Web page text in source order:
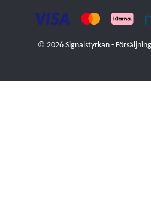
© 2026 Signalstyrkan -